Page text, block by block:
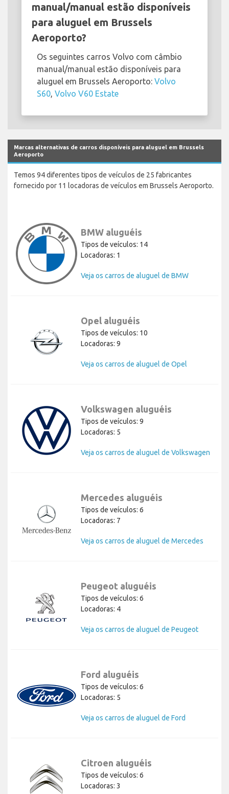
manual/manual estão disponíveis
para aluguel em Brussels
Aeroporto?
Os seguintes carros Volvo com câmbio
manual/manual estão disponíveis para
aluguel em Brussels Aeroporto: Volvo
S60 Volvo V60 Estate
Marcas alternativas de carros disponíveis para aluguel em Brussels
Aeroporto
Temos 94 diferentes tipos de veículos de 25 fabricantes
fornecido por 11 locadoras de veículos em Brussels Aeroporto.
BMW aluguéis
Tipos de veículos: 14
Locadoras: 1
Veja os carros de aluguel de BMW
Opel aluguéis
Tipos de veículos: 10
Locadoras: 9
Veja os carros de aluguel de Opel
Volkswagen aluguéis
Tipos de veículos: 9
Locadoras: 5
Veja os carros de aluguel de Volkswagen
Mercedes aluguéis
Tipos de veículos: 6
Locadoras: 7
Veja os carros de aluguel de Mercedes
Peugeot aluguéis
Tipos de veículos: 6
Locadoras: 4
Veja os carros de aluguel de Peugeot
Ford aluguéis
Tipos de veículos: 6
Locadoras: 5
Veja os carros de aluguel de Ford
Citroen aluguéis
Tipos de veículos: 6
Locadoras: 3